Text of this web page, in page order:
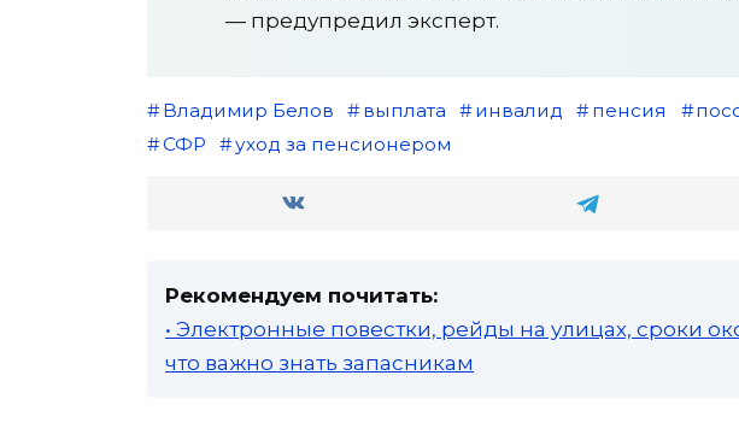
— предупредил эксперт.
Владимир Белов выплата инвалид пенсия
СФР
уход за пенсионером
Рекомендуем почитать:
• Электронные повестки, рейды на улицах, сроки
что важно знать запасникам